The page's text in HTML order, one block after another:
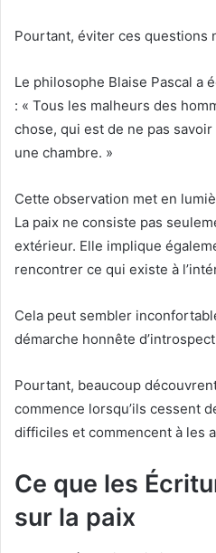
Pourtant, éviter ces questions
Le philosophe Blaise Pascal a
: « Tous les malheurs des
chose, qui est de ne pas
une chambre. »
Cette observation met en
La paix ne consiste pas
extérieur. Elle implique
rencontrer ce qui existe à
Cela peut sembler
démarche honnête
Pourtant, beaucoup
commence lorsqu’ils cessent
difficiles et commencent à les
Ce que les
sur la paix